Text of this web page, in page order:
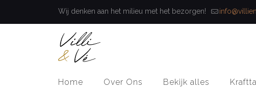
Wij denken aan het milieu met het bezorgen!
Home Over Ons Bekijk alles